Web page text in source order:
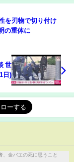
を刃物で切り付け
の重体に
世
日)